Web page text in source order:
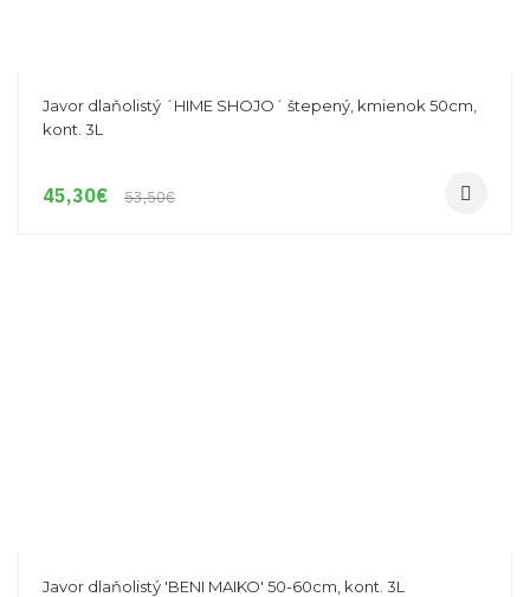
Javor dlaňolistý ´HIME SHOJO´ štepený, kmienok 50cm,
kont. 3L
45,30€ 53,50€
Javor dlaňolistý 'BENI MAIKO' 50-60cm, kont. 3L